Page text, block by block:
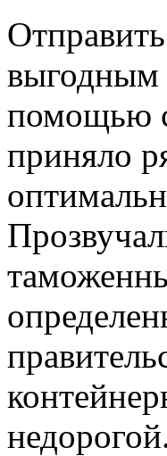
выгодным
помощью
приняло